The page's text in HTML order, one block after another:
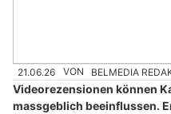
21.06.26 VON BELMEDIA
Videorezensionen können
massgeblich beeinflussen.